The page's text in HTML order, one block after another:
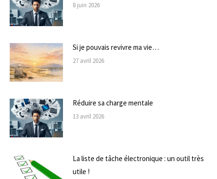
8 juin 2026
Si je pouvais revivre ma vie…
27 avril 2026
Réduire sa charge mentale
13 avril 2026
La liste de tâche électronique : un outil très
utile !